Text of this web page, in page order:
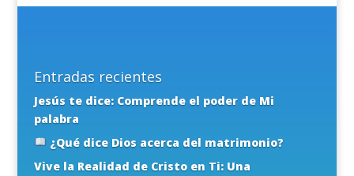
Entradas recientes
Jesús te dice: Comprende el poder de Mi
palabra
¿Qué dice Dios acerca del matrimonio?
Vive la Realidad de Cristo en Ti: Una